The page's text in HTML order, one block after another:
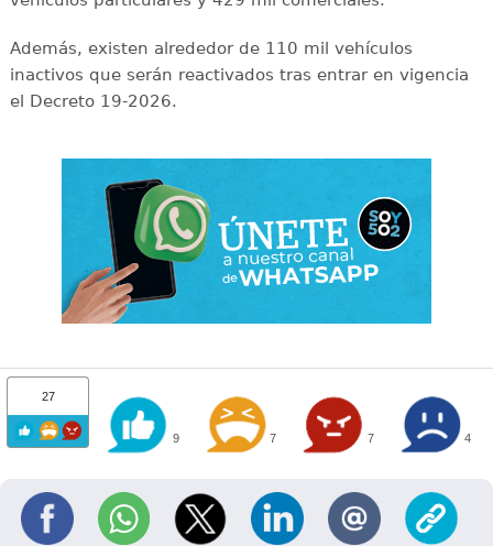
Además, existen alrededor de 110 mil vehículos
inactivos que serán reactivados tras entrar en vigencia
el Decreto 19-2026.
27
9 7 7 4